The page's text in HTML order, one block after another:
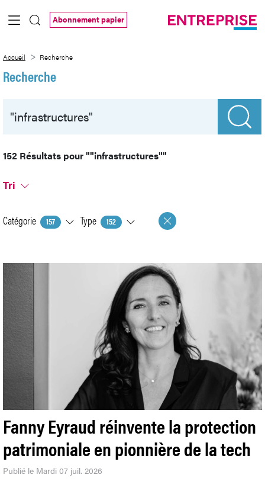
Saut au contenu principal
Abonnement papier
Accueil Recherche
Recherche
152 Résultats pour""infrastructures""
Tri
Catégorie 157 Type 152
Fanny Eyraud réinvente la protection
patrimoniale en pionnière de la tech
Publié le Mardi 07 juil. 2026